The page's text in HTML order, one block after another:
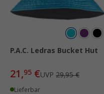
P.A.C. Ledras Bucket Hut
21,95 €UVP 29,95 €
Lieferbar